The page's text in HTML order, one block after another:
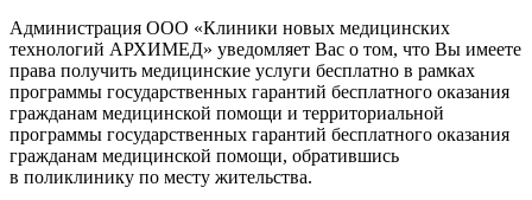
Администрация ООО «Клиники новых медицинских
технологий АРХИМЕД» уведомляет Вас о том, что Вы имеете
права получить медицинские услуги бесплатно в рамках
программы государственных гарантий бесплатного оказания
гражданам медицинской помощи и территориальной
программы государственных гарантий бесплатного оказания
гражданам медицинской помощи, обратившись
в поликлинику по месту жительства.